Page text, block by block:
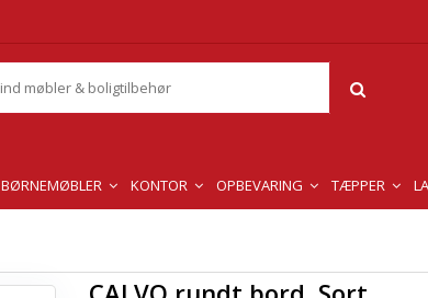
BØRNEMØBLER KONTOR OPBEVARING TÆPPER